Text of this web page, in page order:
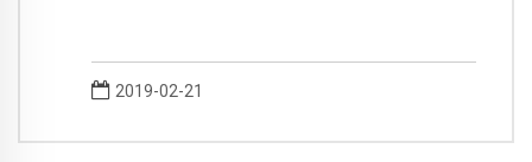
2019-02-21